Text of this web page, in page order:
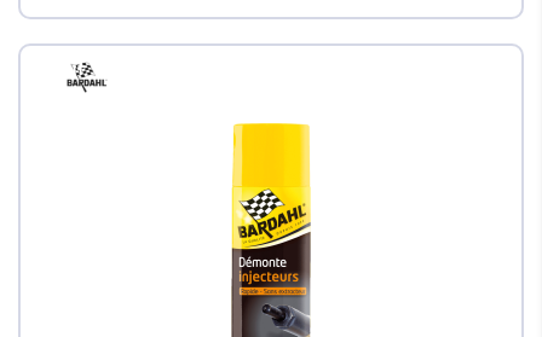
Neuf